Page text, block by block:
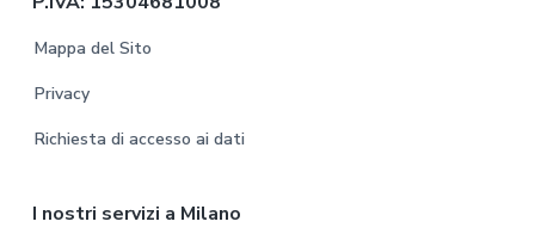
Mappa del Sito
Privacy
Richiesta di accesso ai dati
I nostri servizi a Milano